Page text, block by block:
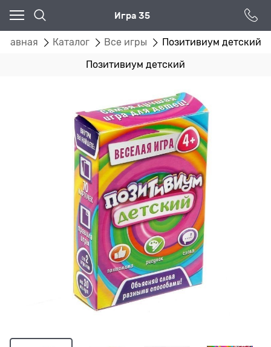
Игра 35
Главная Каталог Все игры Позитивиум детский
Позитивиум детский